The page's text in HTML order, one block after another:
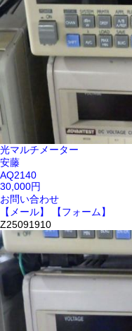
光マルチメーター
安藤
AQ2140
30,000円
お問い合わせ
【メール】
【フォーム】
Z25091910